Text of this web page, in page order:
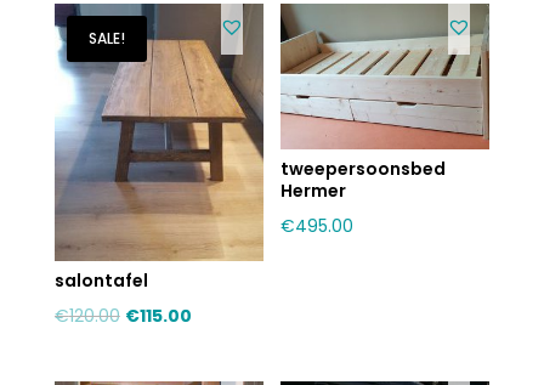
SALE!
salontafel
€120.00 €115.00
tweepersoonsbed
Hermer
€495.00